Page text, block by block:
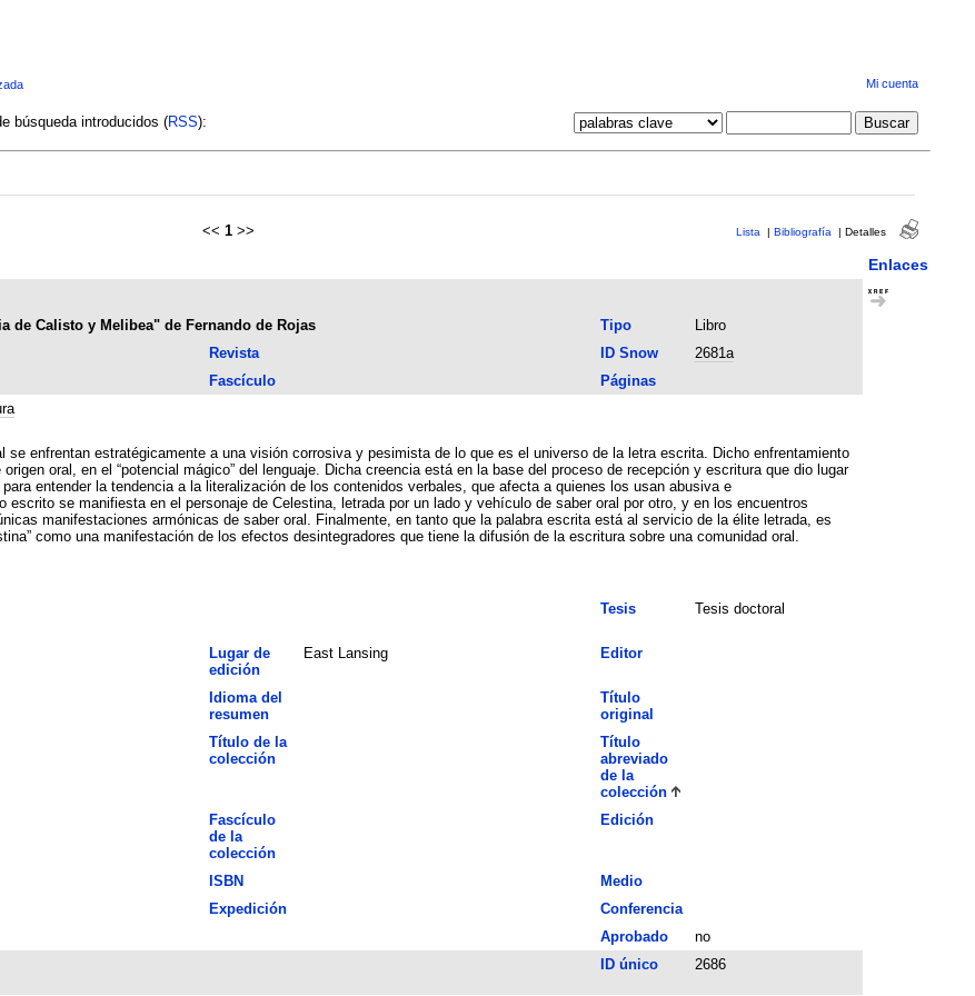
Mi cuenta
búsqueda introducidos (RSS):
<< 1 >> Lista | Bibliografía | Detalles
Enlaces
de Calisto y Melibea" de Fernando de Rojas Tipo
Libro
Revista ID Snow
2681a
Fascículo
Páginas
se enfrentan estratégicamente a una visión corrosiva y pesimista de lo que es el universo de la letra escrita. Dicho enfrentamiento
en la base del proceso de recepción y escritura que dio lugar
entender la tendencia a la literalización de los contenidos verbales, que afecta a quienes los usan abusiva e
se manifiesta en el personaje de Celestina, letrada por un lado y vehículo de saber oral por otro, y en los encuentros
manifestaciones armónicas de saber oral. Finalmente, en tanto que la palabra escrita está al servicio de la élite letrada, es
Tesis Tesis doctoral
Lugar de
edición
East Lansing Editor
Idioma del
resumen
Título
original
Título de la
colección
Título
abreviado
de la
colección
Fascículo
de la
colección
Edición
ISBN
Medio
Expedición
Conferencia
Aprobado
no
ID único 2686